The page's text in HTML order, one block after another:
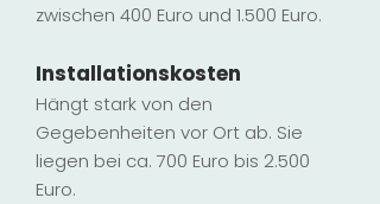
zwischen 400 Euro und 1.500 Euro.
Installationskosten
Hängt stark von den
Gegebenheiten vor Ort ab. Sie
liegen bei ca. 700 Euro bis 2.500
Euro.